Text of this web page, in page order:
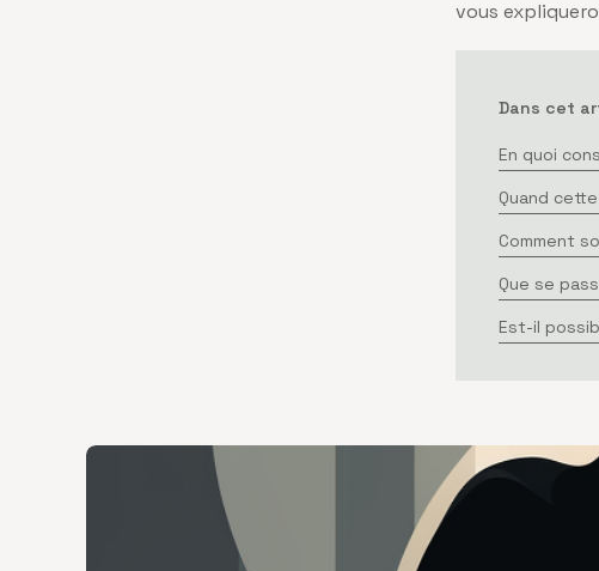
vous
Dans cet
En quoi
Quand
Comment
Que se
Est-il